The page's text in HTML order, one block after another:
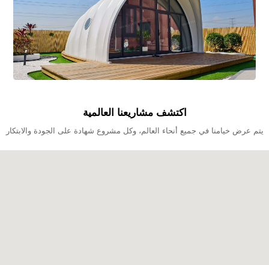
اكتشف مشاريعنا العالمية
يتم عرض خيامنا في جميع أنحاء العالم، وكل مشروع شهادة على الجودة والابتكار